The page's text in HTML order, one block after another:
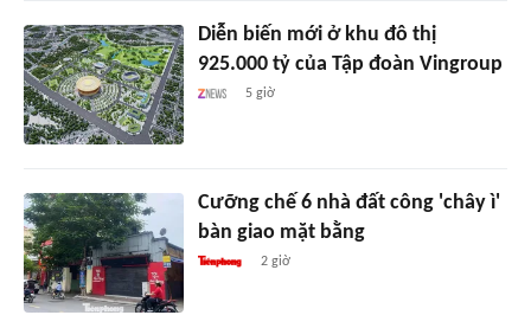
Diễn biến mới ở khu đô thị
925.000 tỷ của Tập đoàn Vingroup
5 giờ
Cưỡng chế 6 nhà đất công 'chây ì'
bàn giao mặt bằng
2 giờ